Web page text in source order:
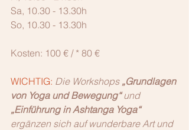
Sa, 10.30 - 13.30h
So, 10.30 - 13.30h
Kosten: 100 € / * 80 €
WICHTIG: Die Workshops „Grundlagen
von Yoga und Bewegung“ und
„Einführung in Ashtanga Yoga“
ergänzen sich auf wunderbare Art und